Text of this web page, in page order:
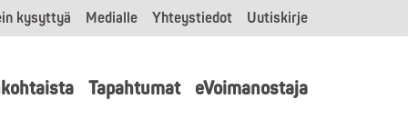
kysyttyä Medialle Yhteystiedot Uutiskirje
Tapahtumat eVoimanostaja